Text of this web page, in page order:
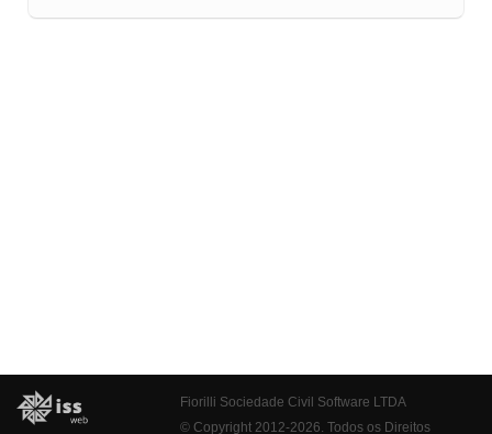
Fiorilli Sociedade Civil Software LTDA
© Copyright 2012-2026. Todos os Direitos